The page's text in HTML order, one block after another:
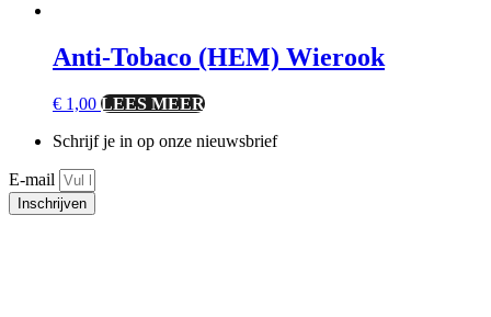
Anti-Tobaco (HEM) Wierook
€ 1,00 LEES MEER
Schrijf je in op onze nieuwsbrief
E-mail
Inschrijven